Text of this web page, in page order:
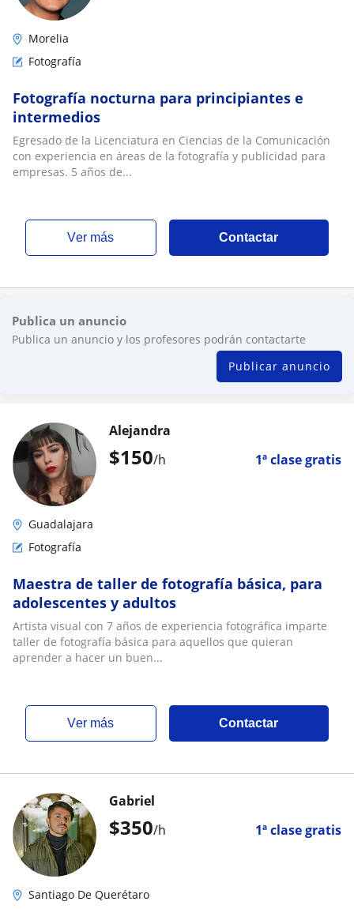
Morelia
Fotografía
Fotografía nocturna para principiantes e
intermedios
Egresado de la Licenciatura en Ciencias de la Comunicación
con experiencia en áreas de la fotografía y publicidad para
empresas. 5 años de...
ver más Contactar
Publica un anuncio
Publica un anuncio y los profesores podrán contactarte
Publicar anuncio
$150/h 1ª clase gratis
Alejandra
Guadalajara
Fotografía
Maestra de taller de fotografía básica, para
adolescentes y adultos
Artista visual con 7 años de experiencia fotográfica imparte
taller de fotografía básica para aquellos que quieran
aprender a hacer un buen...
ver más Contactar
$350/h 1ª clase gratis
Gabriel
Santiago De Querétaro